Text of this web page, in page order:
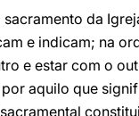
da
e indicam; na
e estar com o
aquilo que